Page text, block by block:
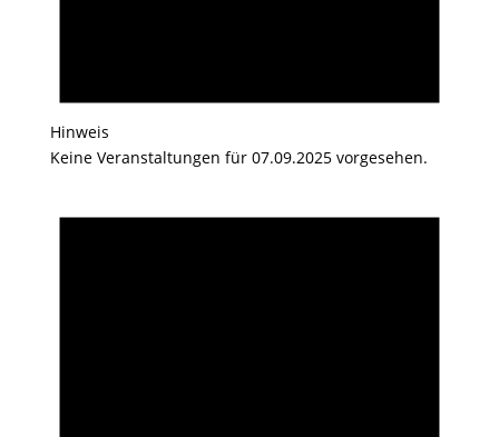
Hinweis
Keine Veranstaltungen für 07.09.2025 vorgesehen.